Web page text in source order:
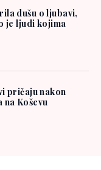
dušu o ljubavi,
je ljudi kojima
pričaju nakon
Koševu